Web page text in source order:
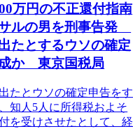
万円の不正還付指南
ルの男を刑事告発
たとするウソの確定
か 東京国税局
たとウソの確定申告をす
知人5人に所得税およそ
を受けさせたとして、経